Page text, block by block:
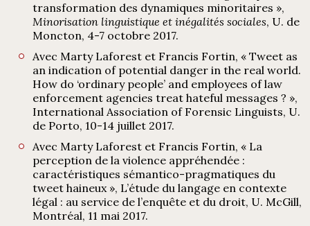
transformation des dynamiques minoritaires »,
Minorisation linguistique et inégalités sociales, U. de
Moncton, 4-7 octobre 2017.
Avec Marty Laforest et Francis Fortin, « Tweet as
an indication of potential danger in the real world.
How do ‘ordinary people’ and employees of law
enforcement agencies treat hateful messages ? »,
International Association of Forensic Linguists, U.
de Porto, 10-14 juillet 2017.
Avec Marty Laforest et Francis Fortin, « La
perception de la violence appréhendée :
caractéristiques sémantico-pragmatiques du
tweet haineux », L’étude du langage en contexte
légal : au service de l’enquête et du droit, U. McGill,
Montréal, 11 mai 2017.